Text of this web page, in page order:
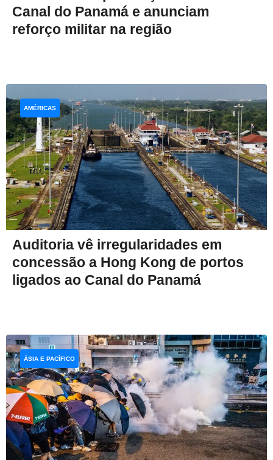
Canal do Panamá e anunciam
reforço militar na região
Auditoria vê irregularidades em
concessão a Hong Kong de portos
ligados ao Canal do Panamá
AMÉRICAS
ÁSIA E PACÍFICO